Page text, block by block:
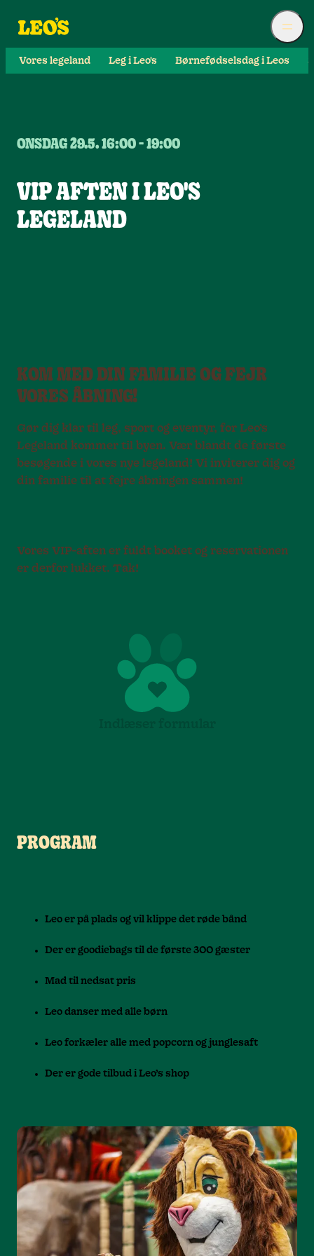
Vores legeland Leg i Leo's Børnefødselsdag i Leos
VIP AFTEN I LEO'S
LEGELAND
ONSDAG 29.5. 16:00 - 19:00
KOM MED DIN FAMILIE OG FEJR
VORES ÅBNING!
Gør dig klar til leg, sport og eventyr, for Leo’s
Legeland kommer til byen. Vær blandt de første
besøgende i vores nye legeland! Vi inviterer dig og
din familie til at fejre åbningen sammen!
Vores VIP-aften er fuldt booket og reservationen
er derfor lukket. Tak!
PROGRAM
Leo er på plads og vil klippe det røde bånd
Der er goodiebags til de første 300 gæster
Mad til nedsat pris
Leo danser med alle børn
Leo forkæler alle med popcorn og junglesaft
Der er gode tilbud i Leo’s shop